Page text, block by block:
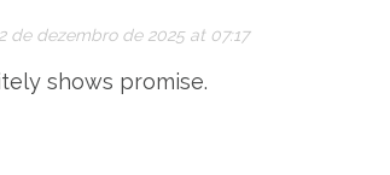
de dezembro de 2025 at 07:17
shows promise.